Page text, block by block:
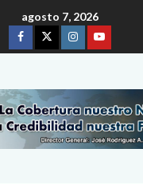
agosto 7, 2026